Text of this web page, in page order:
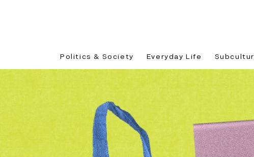
Politics & Society Everyday Life